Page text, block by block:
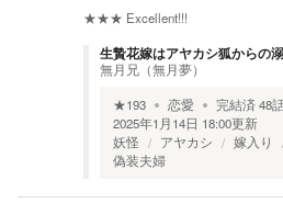
★★★ Excellent!!!
生贄花嫁はアヤカシ狐からの
無月兄（無月夢）
★193 恋愛 完結済48
2025年1月14日 18:00更新
妖怪
アヤカシ 嫁入り
偽装夫婦